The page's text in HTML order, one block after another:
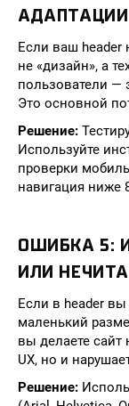
АДАПТАЦИИ
Если ваш header
не «дизайн», а
пользователи —
Это основной
Решение:
Используйте
проверки
навигация ниже
ОШИБКА 5:
ИЛИ
Если в header
маленький
вы делаете
UX, но и
Решение: